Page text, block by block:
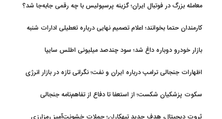
معامله بزرگ در فوتبال ایران؛ گزینه پرسپولیس با چه رقمی جابه‌جا شد؟
کارمندان حتما بخوانند؛ اعلام تصمیم نهایی درباره تعطیلی ادارات شنبه
بازار خودرو دوباره داغ شد؛ سود چندصد میلیونی اطلس سایپا
اظهارات جنجالی ترامپ درباره ایران و نفت؛ نگرانی تازه در بازار انرژی
سکوت پزشکیان شکست؛ از استعفا تا دفاع از تفاهم‌نامه جنجالی